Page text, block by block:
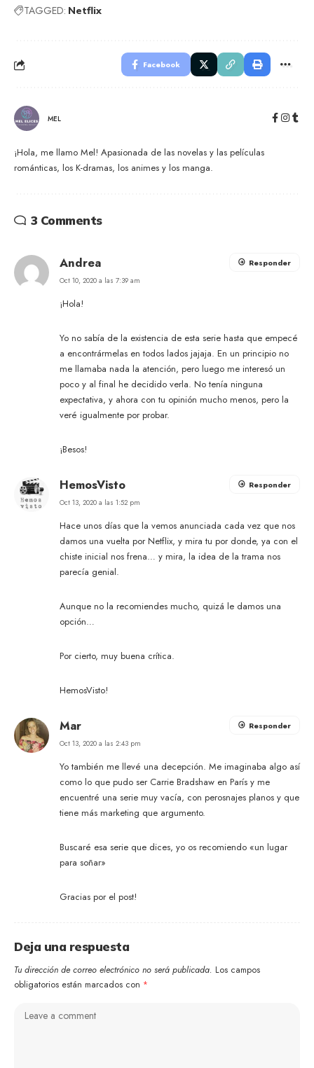
TAGGED: Netflix
Facebook
MEL
¡Hola, me llamo Mel! Apasionada de las novelas y las películas
románticas, los K-dramas, los animes y los manga.
3 Comments
Andrea
Oct 10, 2020 a las 7:39 am
¡Hola!
Yo no sabía de la existencia de esta serie hasta que empecé
a encontrármelas en todos lados jajaja. En un principio no
me llamaba nada la atención, pero luego me interesó un
poco y al final he decidido verla. No tenía ninguna
expectativa, y ahora con tu opinión mucho menos, pero la
veré igualmente por probar.
¡Besos!
Responder
HemosVisto
Oct 13, 2020 a las 1:52 pm
Hace unos días que la vemos anunciada cada vez que nos
damos una vuelta por Netflix, y mira tu por donde, ya con el
chiste inicial nos frena… y mira, la idea de la trama nos
parecía genial.
Aunque no la recomiendes mucho, quizá le damos una
opción…
Por cierto, muy buena crítica.
HemosVisto!
Responder
Mar
Oct 13, 2020 a las 2:43 pm
Yo también me llevé una decepción. Me imaginaba algo así
como lo que pudo ser Carrie Bradshaw en París y me
encuentré una serie muy vacía, con perosnajes planos y que
tiene más marketing que argumento.
Buscaré esa serie que dices, yo os recomiendo «un lugar
para soñar»
Gracias por el post!
Responder
Deja una respuesta
Tu dirección de correo electrónico no será publicada. Los campos
obligatorios están marcados con *